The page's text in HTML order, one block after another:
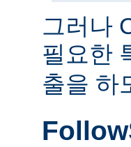
그러나
필요한
출을 하